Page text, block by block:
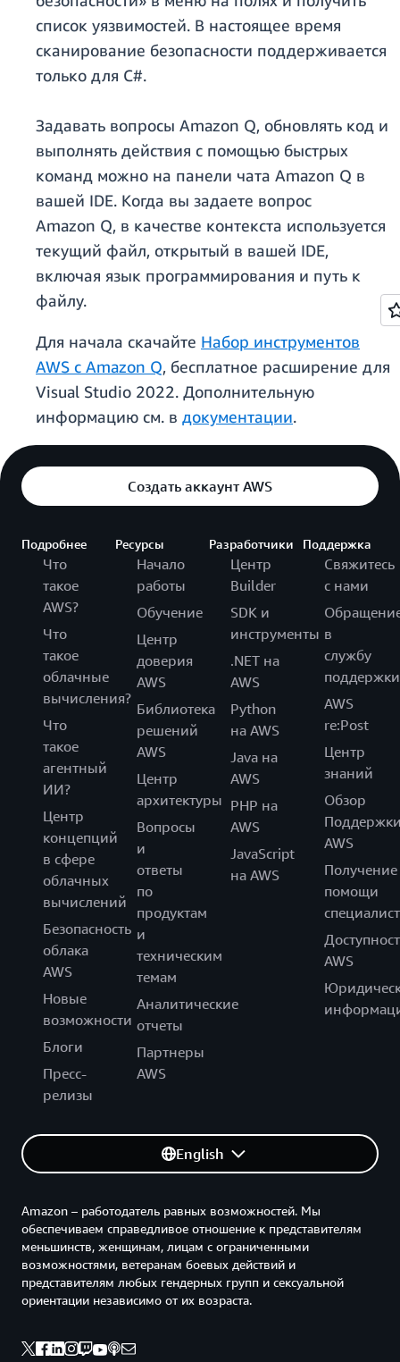
список уязвимостей. В настоящее время
сканирование безопасности поддерживается
только для C#.
Задавать вопросы Amazon Q, обновлять код и
выполнять действия с помощью быстрых
команд можно на панели чата Amazon Q в
вашей IDE. Когда вы задаете вопрос
Amazon Q, в качестве контекста используется
текущий файл, открытый в вашей IDE,
включая язык программирования и путь к
файлу.
Для начала скачайте Набор инструментов
AWS с Amazon Q, бесплатное расширение для
Visual Studio 2022. Дополнительную
информацию см. в документации.
Создать аккаунт AWS
Подробнее
Что
такое
AWS?
Что
такое
облачные
вычисления?
Что
такое
агентный
ИИ?
Центр
концепций
в сфере
облачных
вычислений
Безопасность
облака
AWS
Новые
возможности
Блоги
Пресс-
релизы
Ресурсы
Начало
работы
Обучение
Центр
доверия
AWS
Библиотека
решений
AWS
Центр
архитектуры
Вопросы
и
ответы
по
продуктам
и
техническим
темам
Аналитические
отчеты
Партнеры
AWS
Разработчики
Центр
Builder
SDK и
инструменты
.NET на
AWS
Python
на AWS
Java на
AWS
PHP на
AWS
JavaScript
на AWS
Поддержка
Свяжитесь
с нами
в
службу
поддержки
AWS
re:Post
Центр
знаний
Обзор
AWS
Получение
помощи
AWS
English
Amazon – работодатель равных возможностей. Мы
обеспечиваем справедливое отношение к представителям
меньшинств, женщинам, лицам с ограниченными
возможностями, ветеранам боевых действий и
представителям любых гендерных групп и сексуальной
ориентации независимо от их возраста.